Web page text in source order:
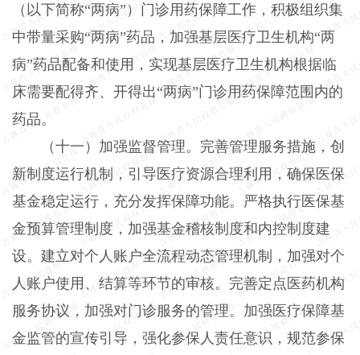
（以下简称“两病”）门诊用药保障工作，积极组织集
中带量采购“两病”药品，加强基层医疗卫生机构“两
病”药品配备和使用，实现基层医疗卫生机构根据临
床需要配得齐、开得出“两病”门诊用药保障范围内的
药品。
（十一）加强监督管理。完善管理服务措施，创
新制度运行机制，引导医疗资源合理利用，确保医保
基金稳定运行，充分发挥保障功能。严格执行医保基
金预算管理制度，加强基金稽核制度和内控制度建
设。建立对个人账户全流程动态管理机制，加强对个
人账户使用、结算等环节的审核。完善定点医药机构
服务协议，加强对门诊服务的管理。加强医疗保障基
金监管的宣传引导，强化参保人责任意识，规范参保